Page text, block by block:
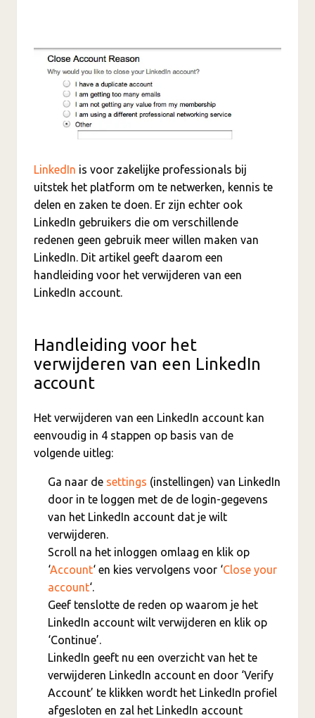
LinkedIn is voor zakelijke professionals bij
uitstek het platform om te netwerken, kennis te
delen en zaken te doen. Er zijn echter ook
LinkedIn gebruikers die om verschillende
redenen geen gebruik meer willen maken van
LinkedIn. Dit artikel geeft daarom een
handleiding voor het verwijderen van een
LinkedIn account.
Handleiding voor het
verwijderen van een LinkedIn
account
Het verwijderen van een LinkedIn account kan
eenvoudig in 4 stappen op basis van de
volgende uitleg:
Ga naar de settings (instellingen) van LinkedIn
door in te loggen met de de login-gegevens
van het LinkedIn account dat je wilt
verwijderen.
Scroll na het inloggen omlaag en klik op
‘Account‘ en kies vervolgens voor ‘Close your
account‘.
Geef tenslotte de reden op waarom je het
LinkedIn account wilt verwijderen en klik op
‘Continue’.
LinkedIn geeft nu een overzicht van het te
verwijderen LinkedIn account en door ‘Verify
Account’ te klikken wordt het LinkedIn profiel
afgesloten en zal het LinkedIn account